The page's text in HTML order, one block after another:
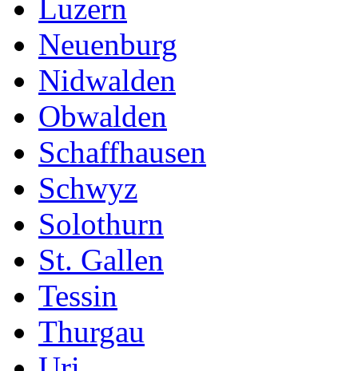
Luzern
Neuenburg
Nidwalden
Obwalden
Schaffhausen
Schwyz
Solothurn
St. Gallen
Tessin
Thurgau